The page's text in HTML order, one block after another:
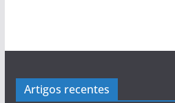
Artigos recentes